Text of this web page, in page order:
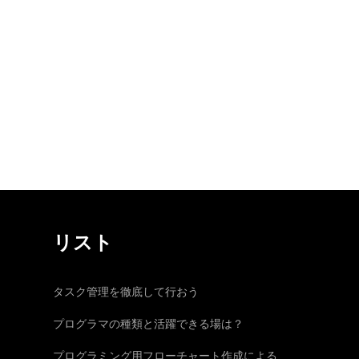
リスト
タスク管理を徹底して行おう
プログラマの種類と活躍できる場は？
プログラミング用フローチャート作成による